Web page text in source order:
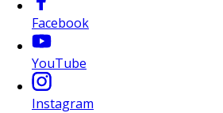
Facebook
YouTube
Instagram